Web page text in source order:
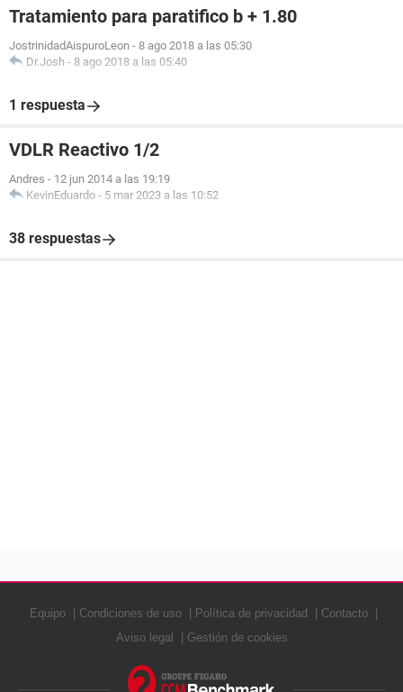
Tratamiento para paratifico b + 1.80
JostrinidadAispuroLeon - 8 ago 2018 a las 05:30
Dr.Josh - 8 ago 2018 a las 05:40
1 respuesta
VDLR Reactivo 1/2
Andres - 12 jun 2014 a las 19:19
KevinEduardo - 5 mar 2023 a las 10:52
38 respuestas
Equipo Condiciones de uso Política de privacidad
Contacto
Aviso legal
Gestión de cookies